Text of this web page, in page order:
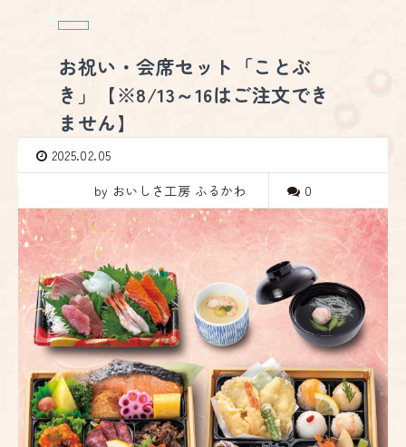
お祝い・会席セット「ことぶ
き」【※8/13～16はご注文でき
ません】
2025.02.05
by おいしさ工房 ふるかわ
0